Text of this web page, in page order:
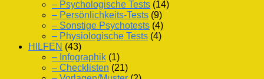
– Psychologische Tests (14)
– Persönlichkeits-Tests (9)
– Sonstige Psychotests (4)
– Physiologische Tests (4)
HILFEN (43)
– Infographik (1)
– Checklisten (21)